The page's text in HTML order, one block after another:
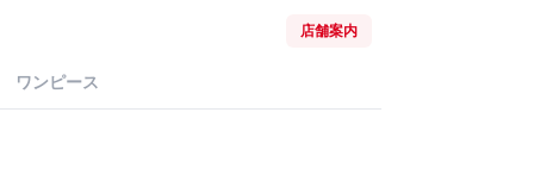
店舗案内
ワンピース